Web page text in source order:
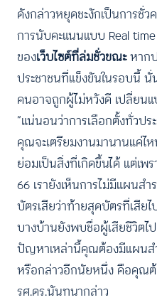
ดังกล่าวหยุดชะงักเป็นการชั่ว
การนับคะแนนแบบ Real
ของเว็บไซต์ที่ล่มชั่วขณะหาก
ประชาชนที่แข็งขันในรอบนี้
คนอาจถูกผู้ไม่หวังดี เปลี่ยนแ
“แน่นอนว่าการเลือกตั้งทั่วปร
คุณจะเตรียมงานมานานแค่
ย่อมเป็นสิ่งที่เกิดขึ้นได้ แต่เพ
66 เรายังเห็นการไม่มีแผนส
บัตรเสียว่าท้ายสุดบัตรที่เสีย
บางบ้านยังพบชื่อผู้เสียชีวิตไ
ปัญหาเหล่านี้คุณต้องมีแผนส
หรือกล่าวอีกนัยหนึ่ง คือคุณต้
รศ.ดร.นันทนากล่าว